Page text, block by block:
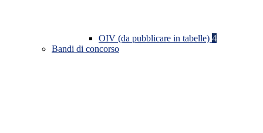
OIV (da pubblicare in tabelle) 4
Bandi di concorso